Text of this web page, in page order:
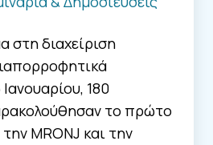
στη διαχείριση
180
το πρώτο
MRONJ και την